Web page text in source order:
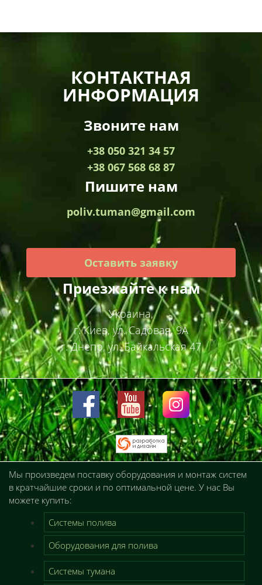
КОНТАКТНАЯ
ИНФОРМАЦИЯ
Звоните нам
+38 050 321 34 57
+38 067 568 68 87
Пишите нам
poliv.tuman@gmail.com
Оставить заявку
Приезжайте к нам
Украина,
г. Киев, ул. Садовая, 9А
г. Днепр, ул. Байкальская 47
Мы произведем поставку оборудования и монтаж систем
в кратчайшие сроки и по оптимальной цене. У нас Вы
можете купить:
Системы полива
Оборудования для полива
Системы тумана